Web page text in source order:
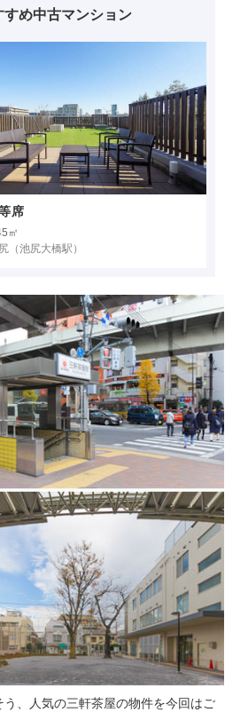
め中古マンション
席
㎡
（池尻大橋駅）
、人気の三軒茶屋の物件を今回はご